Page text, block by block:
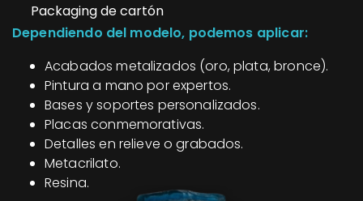
Packaging de cartón
Dependiendo del modelo, podemos aplicar:
Acabados metalizados (oro, plata, bronce).
Pintura a mano por expertos.
Bases y soportes personalizados.
Placas conmemorativas.
Detalles en relieve o grabados.
Metacrilato.
Resina.